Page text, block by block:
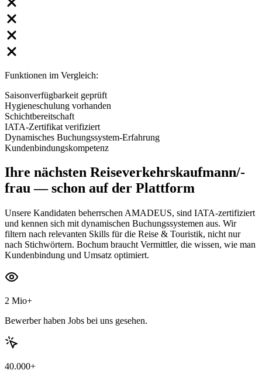
Funktionen im Vergleich:
Saisonverfügbarkeit geprüft
Hygieneschulung vorhanden
Schichtbereitschaft
IATA-Zertifikat verifiziert
Dynamisches Buchungssystem-Erfahrung
Kundenbindungskompetenz
Ihre nächsten Reiseverkehrskaufmann/-
frau— schon auf der Plattform
Unsere Kandidaten beherrschen AMADEUS, sind IATA-zertifiziert
und kennen sich mit dynamischen Buchungssystemen aus. Wir
filtern nach relevanten Skills für die Reise & Touristik, nicht nur
nach Stichwörtern. Bochum braucht Vermittler, die wissen, wie man
Kundenbindung und Umsatz optimiert.
2 Mio+
Bewerber haben Jobs bei uns gesehen.
40.000+